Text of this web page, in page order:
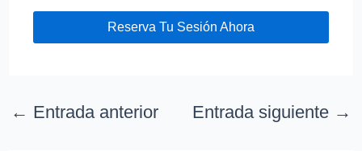
Reserva Tu Sesión Ahora
← Entrada anterior Entrada siguiente →